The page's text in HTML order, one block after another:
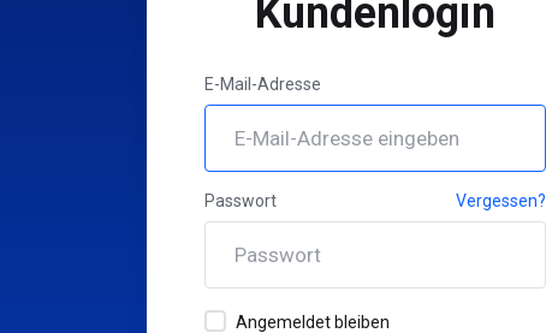
Kundenlogin
E-Mail-Adresse
Passwort Vergessen?
Angemeldet bleiben